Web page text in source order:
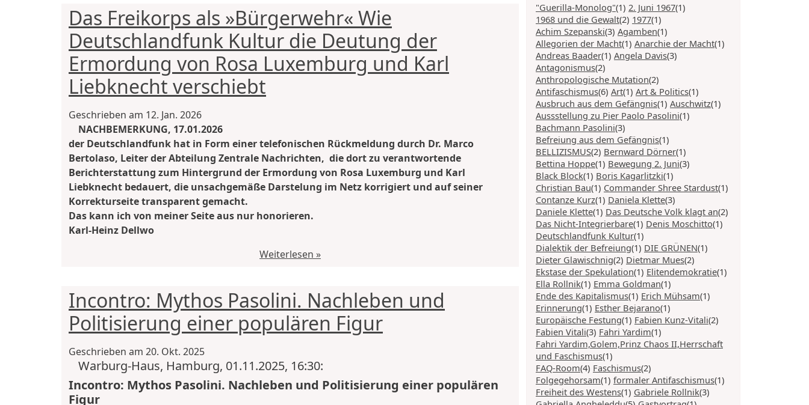
Das Freikorps als »Bürgerwehr« Wie
Deutschlandfunk Kultur die Deutung der
Ermordung von Rosa Luxemburg und Karl
Liebknecht verschiebt
Geschrieben am 12. Jan. 2026
NACHBEMERKUNG, 17.01.2026
der Deutschlandfunk hat in Form einer telefonischen Rückmeldung durch Dr. Marco
Bertolaso, Leiter der Abteilung Zentrale Nachrichten, die dort zu verantwortende
Berichterstattung zum Hintergrund der Ermordung von Rosa Luxemburg und Karl
Liebknecht bedauert, die unsachgemäße Darstelung im Netz korrigiert und auf seiner
Korrekturseite transparent gemacht.
Das kann ich von meiner Seite aus nur honorieren.
Karl-Heinz Dellwo
Weiterlesen »
Incontro: Mythos Pasolini. Nachleben und
Politisierung einer populären Figur
Geschrieben am 20. Okt. 2025
Warburg-Haus, Hamburg, 01.11.2025, 16:30:
Incontro: Mythos Pasolini. Nachleben und Politisierung einer populären
Figur
"Guerilla-Monolog"(1) 2. Juni 1967(1)
1968 und die Gewalt(2) 1977(1)
Achim Szepanski(3) Agamben(1)
Allegorien der Macht(1) Anarchie der Macht(1)
Andreas Baader(1) Angela Davis(3)
Antagonismus(2)
Anthropologische Mutation(2)
Antifaschismus(6) Art(1) Art & Politics(1)
Ausbruch aus dem Gefängnis(1) Auschwitz(1)
Aussstellung zu Pier Paolo Pasolini(1)
Bachmann Pasolini(3)
Befreiung aus dem Gefängnis(1)
BELLIZISMUS(2) Bernward Dörner(1)
Bettina Hoppe(1) Bewegung 2. Juni(3)
Black Block(1) Boris Kagarlitzki(1)
Christian Bau(1) Commander Shree Stardust(1)
Contanze Kurz(1) Daniela Klette(3)
Daniele Klette(1) Das Deutsche Volk klagt an(2)
Das Nicht-Integrierbare(1) Denis Moschitto(1)
Deutschlandfunk Kultur(1)
Dialektik der Befreiung(1) DIE GRÜNEN(1)
Dieter Glawischnig(2) Dietmar Mues(2)
Ekstase der Spekulation(1) Elitendemokratie(1)
Ella Rollnik(1) Emma Goldman(1)
Ende des Kapitalismus(1) Erich Mühsam(1)
Erinnerung(1) Esther Bejarano(1)
Europäische Festung(1) Fabien Kunz-Vitali(2)
Fabien Vitali(3) Fahri Yardim(1)
Fahri Yardim,Golem,Prinz Chaos II,Herrschaft
und Faschismus(1)
FAQ-Room(4) Faschismus(2)
Folgegehorsam(1) formaler Antifaschismus(1)
Freiheit des Westens(1) Gabriele Rollnik(3)